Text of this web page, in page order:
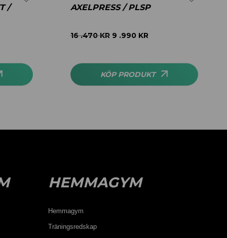
/
AXELPRESS / PLSP
16 .470KR 9 .990 KR
KÖP PRODUKT
HEMMAGYM
Hemmagym
Träningsredskap